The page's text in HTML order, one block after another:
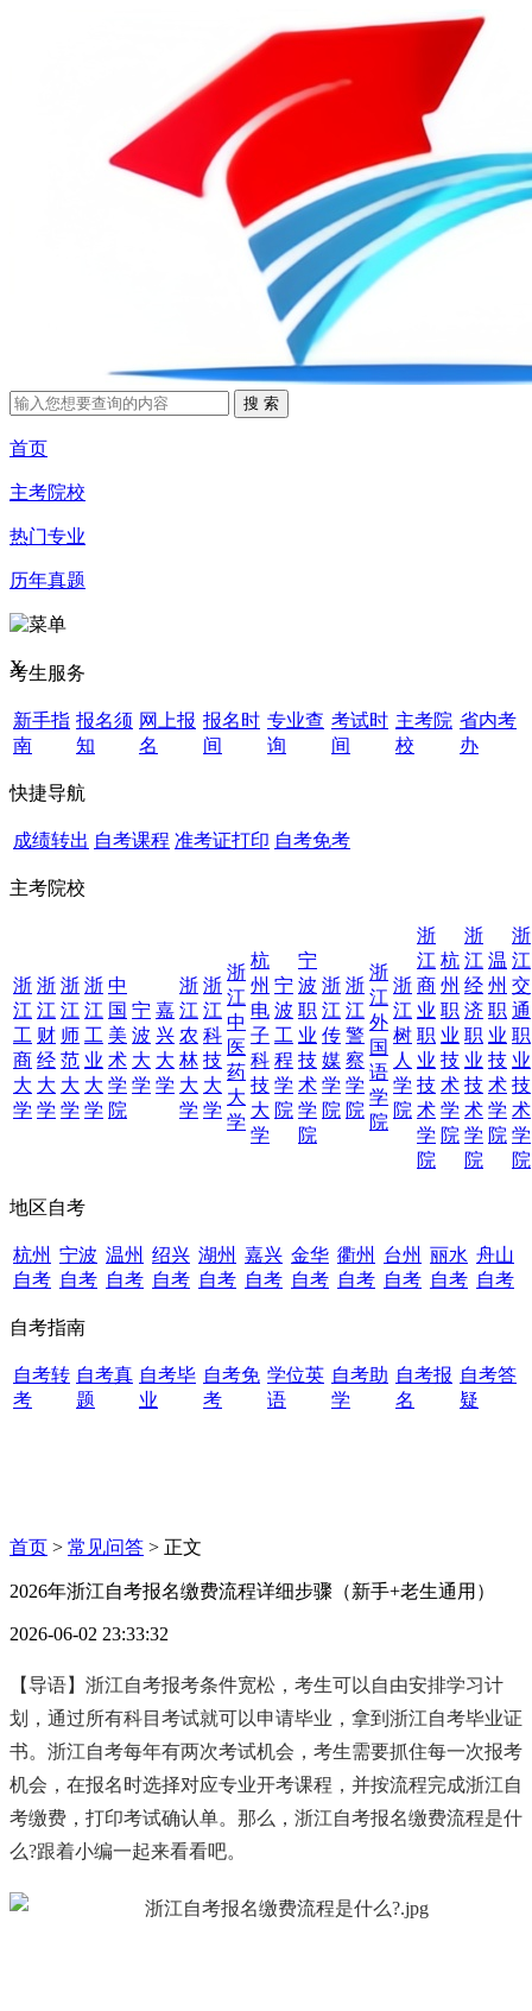
首页
主考院校
热门专业
历年真题
X
考生服务
新手指
南
报名须
知
网上报
名
报名时
间
专业查
询
考试时
间
主考院
校
省内考
办
快捷导航
成绩转出 自考课程 准考证打印 自考免考
主考院校
浙
江
工
商
大
学
浙
江
财
经
大
学
浙
江
师
范
大
学
浙
江
工
业
大
学
中
国
美
术
学
院
宁
波
大
学
嘉
兴
大
学
浙
江
农
林
大
学
浙
江
科
技
大
学
浙
江
中
医
药
大
学
杭
州
电
子
科
技
大
学
宁
波
工
程
学
院
宁
波
职
业
技
术
学
院
浙
江
传
媒
学
院
浙
江
警
察
学
院
浙
江
外
国
语
学
院
浙
江
树
人
学
院
浙
江
商
业
职
业
技
术
学
院
杭
州
职
业
技
术
学
院
浙
江
经
济
职
业
技
术
学
院
温
州
职
业
技
术
学
院
浙
江
交
通
职
业
技
术
学
院
地区自考
杭州
自考
宁波
自考
温州
自考
绍兴
自考
湖州
自考
嘉兴
自考
金华
自考
衢州
自考
台州
自考
丽水
自考
舟山
自考
自考指南
自考转
考
自考真
题
自考毕
业
自考免
考
学位英
语
自考助
学
自考报
名
自考答
疑
首页 > 常见问答 > 正文
2026年浙江自考报名缴费流程详细步骤（新手+老生通用）
2026-06-02 23:33:32
【导语】浙江自考报考条件宽松，考生可以自由安排学习计
划，通过所有科目考试就可以申请毕业，拿到浙江自考毕业证
书。浙江自考每年有两次考试机会，考生需要抓住每一次报考
机会，在报名时选择对应专业开考课程，并按流程完成浙江自
考缴费，打印考试确认单。那么，浙江自考报名缴费流程是什
么?跟着小编一起来看看吧。